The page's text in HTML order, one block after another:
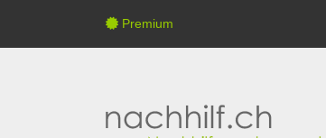
Premium